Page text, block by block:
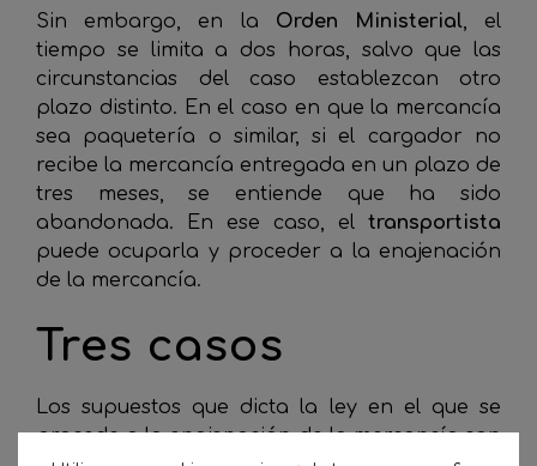
Sin embargo, en la Orden Ministerial, el
tiempo se limita a dos horas, salvo que las
circunstancias del caso establezcan otro
plazo distinto. En el caso en que la mercancía
sea paquetería o similar, si el cargador no
recibe la mercancía entregada en un plazo de
tres meses, se entiende que ha sido
abandonada. En ese caso, el transportista
puede ocuparla y proceder a la enajenación
de la mercancía.
Tres casos
Los supuestos que dicta la ley en el que se
procede a la enajenación de la mercancía son